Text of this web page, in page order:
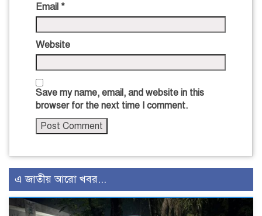
Email *
Website
Save my name, email, and website in this
browser for the next time I comment.
এ জাতীয় আরো খবর...